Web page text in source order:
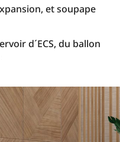
et soupape
d´ECS, du ballon